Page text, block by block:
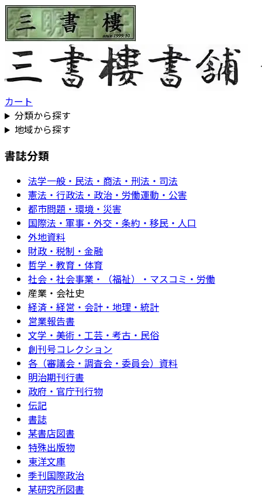
カート
分類から探す
地域から探す
書誌分類
法学一般・民法・商法・刑法・司法
憲法・行政法・政治・労働運動・公害
都市問題・環境・災害
国際法・軍事・外交・条約・移民・人口
外地資料
財政・税制・金融
哲学・教育・体育
社会・社会事業・（福祉）・マスコミ・労働
産業・会社史
経済・経営・会計・地理・統計
営業報告書
文学・美術・工芸・考古・民俗
創刊号コレクション
各（審議会・調査会・委員会）資料
明治期刊行書
政府・官庁刊行物
伝記
書誌
某書店図書
特殊出版物
東洋文庫
季刊国際政治
某研究所図書